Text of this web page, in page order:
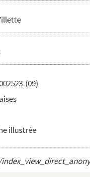
(09)
illustrée